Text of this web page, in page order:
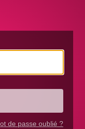
de passe oublié ?